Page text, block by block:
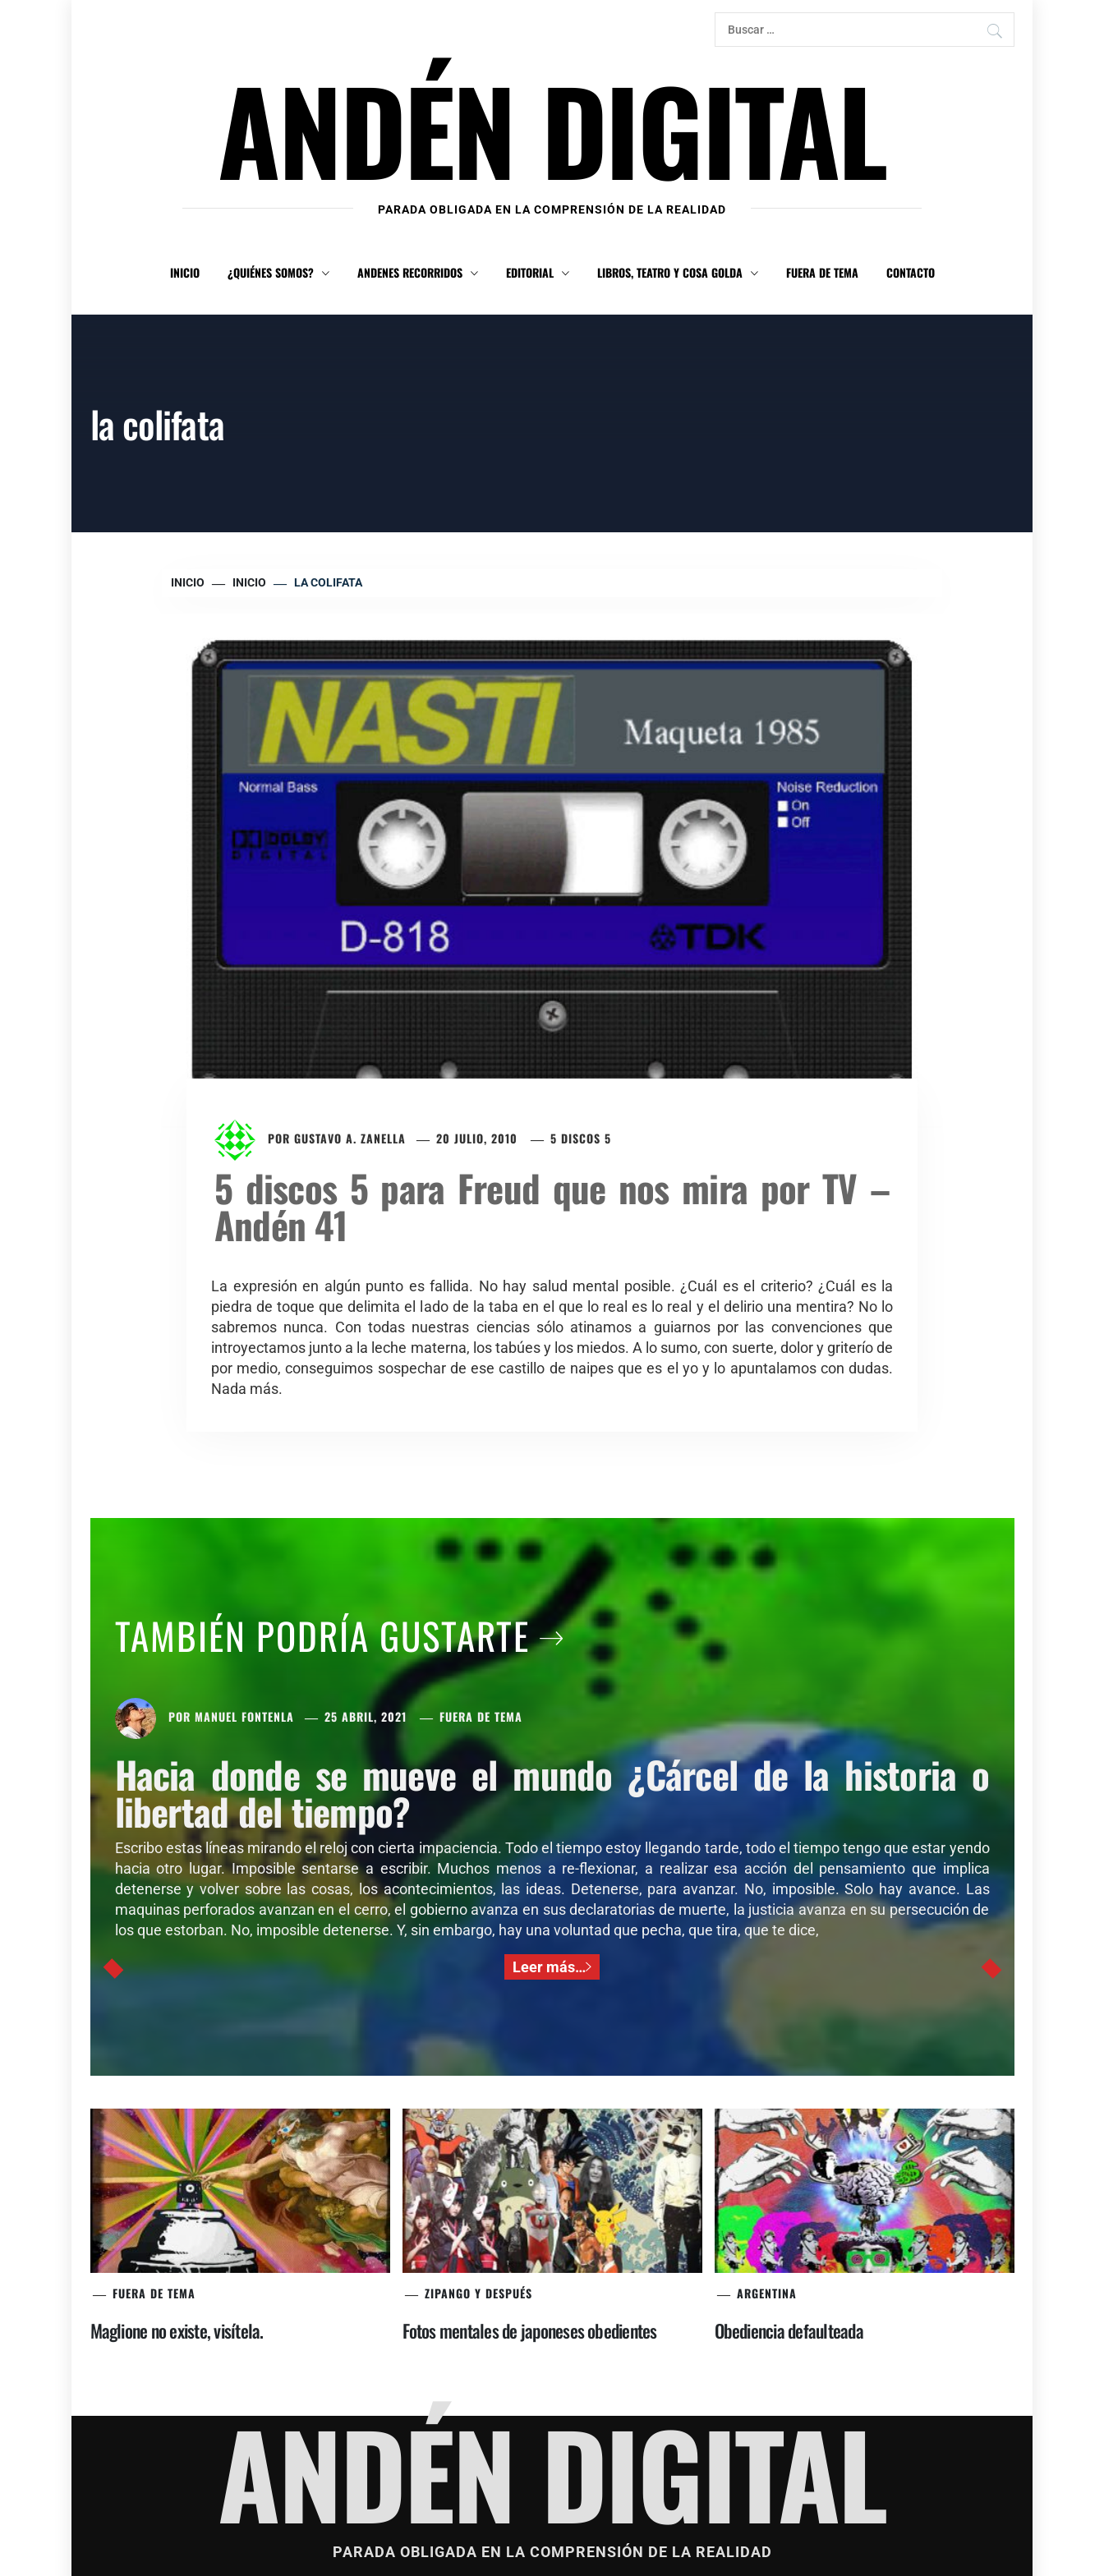
Buscar:
ANDÉN DIGITAL
PARADA OBLIGADA EN LA COMPRENSIÓN DE LA REALIDAD
INICIO ¿QUIÉNES SOMOS? ANDENES RECORRIDOS EDITORIAL LIBROS, TEATRO Y COSA GOLDA FUERA DE TEMA CONTACTO
la colifata
INICIO INICIO LA COLIFATA
POR GUSTAVO A. ZANELLA 20 JULIO, 2010 5 DISCOS 5
5 discos 5 para Freud que nos mira por TV –
Andén 41
La expresión en algún punto es fallida. No hay salud mental posible. ¿Cuál es el criterio? ¿Cuál es la
piedra de toque que delimita el lado de la taba en el que lo real es lo real y el delirio una mentira? No lo
sabremos nunca. Con todas nuestras ciencias sólo atinamos a guiarnos por las convenciones que
introyectamos junto a la leche materna, los tabúes y los miedos. A lo sumo, con suerte, dolor y griterío de
por medio, conseguimos sospechar de ese castillo de naipes que es el yo y lo apuntalamos con dudas.
Nada más.
TAMBIÉN PODRÍA GUSTARTE
POR MANUEL FONTENLA 25 ABRIL, 2021 FUERA DE TEMA
Hacia donde se mueve el mundo ¿Cárcel de la historia o
libertad del tiempo?
Escribo estas líneas mirando el reloj con cierta impaciencia. Todo el tiempo estoy llegando tarde, todo el tiempo tengo que estar yendo
hacia otro lugar. Imposible sentarse a escribir. Muchos menos a re-flexionar, a realizar esa acción del pensamiento que implica
detenerse y volver sobre las cosas, los acontecimientos, las ideas. Detenerse, para avanzar. No, imposible. Solo hay avance. Las
maquinas perforados avanzan en el cerro, el gobierno avanza en sus declaratorias de muerte, la justicia avanza en su persecución de
los que estorban. No, imposible detenerse. Y, sin embargo, hay una voluntad que pecha, que tira, que te dice,
Leer más…
FUERA DE TEMA
Maglione no existe, visítela.
ZIPANGO Y DESPUÉS
Fotos mentales de japoneses obedientes
ARGENTINA
Obediencia defaulteada
ANDÉN DIGITAL
PARADA OBLIGADA EN LA COMPRENSIÓN DE LA REALIDAD